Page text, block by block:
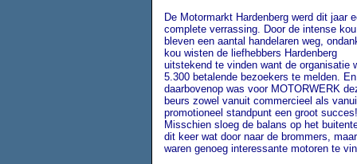
De Motormarkt Hardenberg werd dit jaar
complete verrassing. Door de intense kou
bleven een aantal handelaren weg,
kou wisten de liefhebbers Hardenberg
uitstekend te vinden want de organisatie
5.300 betalende bezoekers te melden. En
daarbovenop was voor MOTORWERK
beurs zowel vanuit commercieel als
promotioneel standpunt een groot succes!
Misschien sloeg de balans op het
dit keer wat door naar de brommers,
waren genoeg interessante motoren te